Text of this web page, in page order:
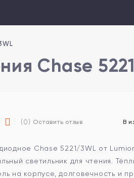
Chase
(0) Оставить отзыв В
Chase 5221/3WL от
светильник для чтения.
на корпусе, долговечность и